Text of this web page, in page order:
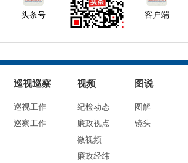
头条号 客户端
巡视巡察
巡视工作
巡察工作
视频
纪检动态
廉政视点
微视频
廉政经纬
图说
图解
镜头